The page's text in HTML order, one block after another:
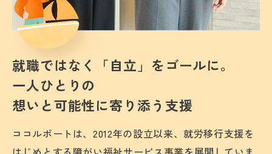
就職ではなく「自立」をゴールに。
一人ひとりの
想いと可能性に寄り添う支援
ココルポートは、2012年の設立以来、就労移行支援を